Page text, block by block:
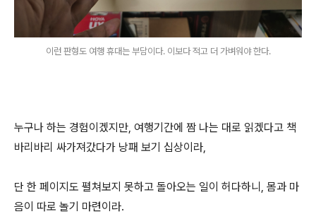
이런 판형도 여행 휴대는 부담이다. 이보다 적고 더 가벼워야 한다.
누구나 하는 경험이겠지만, 여행기간에 짬 나는 대로 읽겠다고 책
바리바리 싸가져갔다가 낭패 보기 십상이라,
단 한 페이지도 펼쳐보지 못하고 돌아오는 일이 허다하니, 몸과 마
음이 따로 놀기 마련이라.